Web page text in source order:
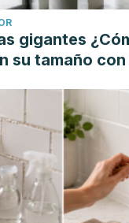
when-to-use-
gigantes
su tamaño